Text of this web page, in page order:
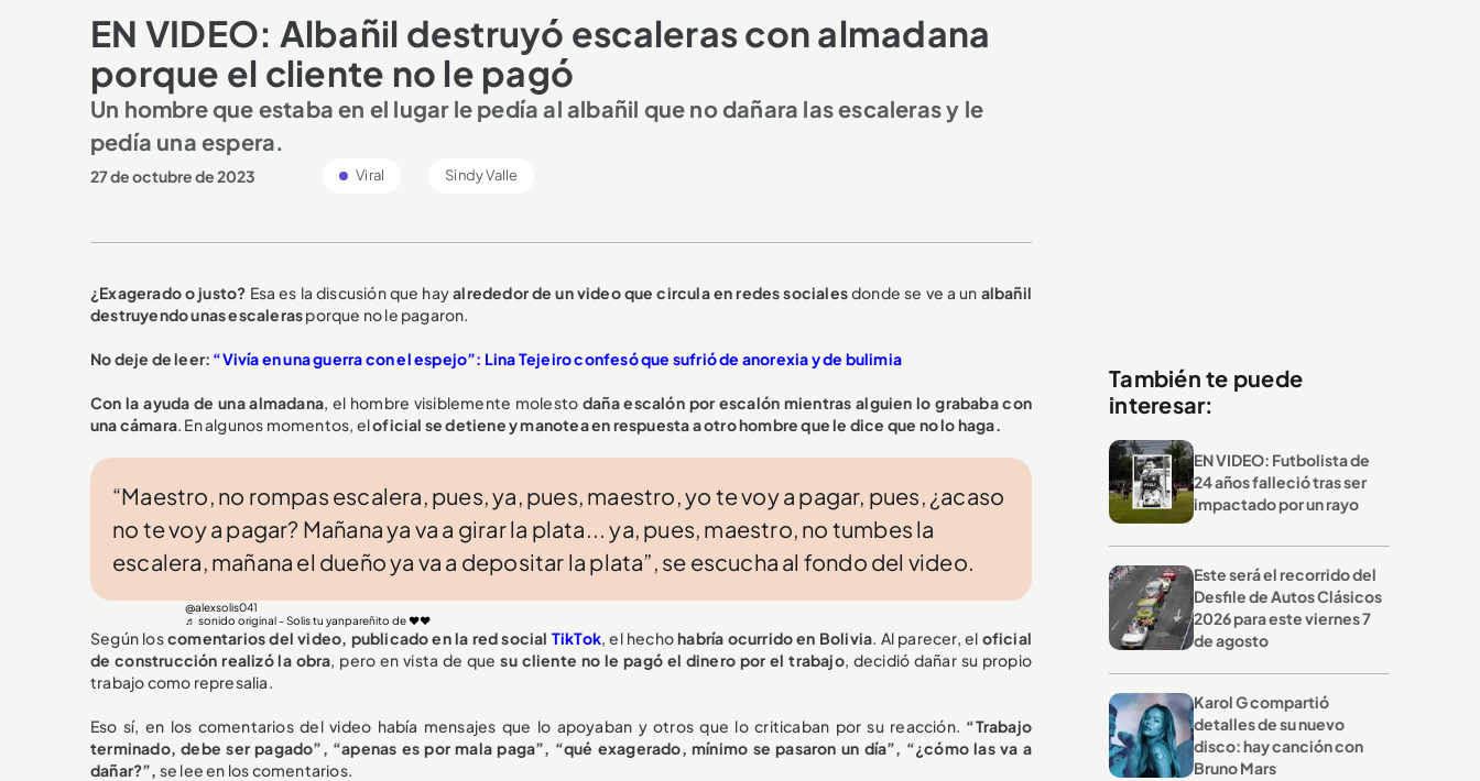
EN VIDEO: Albañil destruyó escaleras con almadana
porque el cliente no le pagó
Un hombre que estaba en el lugar le pedía al albañil que no dañara las escaleras y le
pedía una espera.
27 de octubre de 2023 Viral Sindy Valle
¿Exagerado o justo? Esa es la discusión que hayalrededor de un video que circula en redes socialesdonde se ve a un albañil
destruyendo unas escalerasporque no le pagaron.
No deje de leer: “Vivía en una guerra con el espejo”: Lina Tejeiro confesó que sufrió de anorexia y de bulimia
Con la ayuda de una almadana, el hombre visiblemente molesto daña escalón por escalón mientras alguien lo grababa con
una cámara. En algunos momentos, eloficial se detiene y manotea en respuesta a otro hombre que le dice que no lo haga.
“Maestro, no rompas escalera, pues, ya, pues, maestro, yo te voy a pagar, pues, ¿acaso
no te voy a pagar? Mañana ya va a girar la plata... ya, pues, maestro, no tumbes la
escalera, mañana el dueño ya va a depositar la plata”, se escucha al fondo del video.
@alexsolis041
♬ sonido original - Solis tu yanpareñito de ❤️❤️
Según loscomentarios del video, publicado en la red social TikTok, el hechohabría ocurrido en Bolivia. Al parecer, el oficial
de construcción realizó la obra, pero en vista de que su cliente no le pagó el dinero por el trabajo, decidió dañar su propio
trabajo como represalia.
Eso sí, en los comentarios del video había mensajes que lo apoyaban y otros que lo criticaban por su reacción. “Trabajo
terminado, debe ser pagado”, “apenas es por mala paga”, “qué exagerado, mínimo se pasaron un día”, “¿cómo las va a
dañar?”, se lee en los comentarios.
También te puede
interesar:
EN VIDEO: Futbolista de
24 años falleció tras ser
impactado por un rayo
Este será el recorrido del
Desfile de Autos Clásicos
2026 para este viernes 7
de agosto
Karol G compartió
detalles de su nuevo
disco: hay canción con
Bruno Mars